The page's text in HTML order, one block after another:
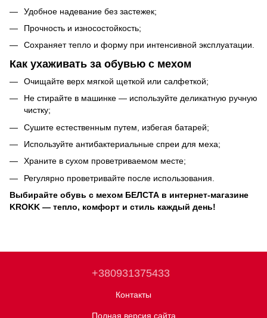
Удобное надевание без застежек;
Прочность и износостойкость;
Сохраняет тепло и форму при интенсивной эксплуатации.
Как ухаживать за обувью с мехом
Очищайте верх мягкой щеткой или салфеткой;
Не стирайте в машинке — используйте деликатную ручную
чистку;
Сушите естественным путем, избегая батарей;
Используйте антибактериальные спреи для меха;
Храните в сухом проветриваемом месте;
Регулярно проветривайте после использования.
Выбирайте обувь с мехом БЕЛСТА в интернет-магазине
KROKK — тепло, комфорт и стиль каждый день!
+380931375433
Контакты
Полная версия сайта